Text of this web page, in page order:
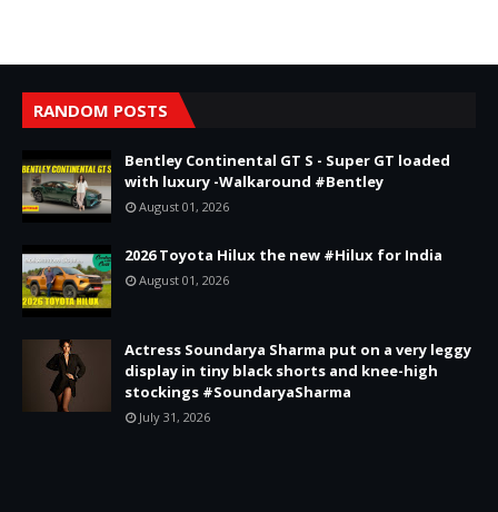
RANDOM POSTS
Bentley Continental GT S - Super GT loaded
with luxury -Walkaround #Bentley
August 01, 2026
2026 Toyota Hilux the new #Hilux for India
August 01, 2026
Actress Soundarya Sharma put on a very leggy
display in tiny black shorts and knee-high
stockings #SoundaryaSharma
July 31, 2026